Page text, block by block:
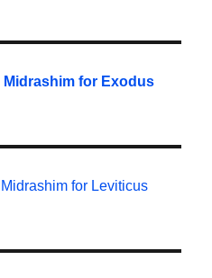
Midrashim for Exodus
Midrashim for Leviticus